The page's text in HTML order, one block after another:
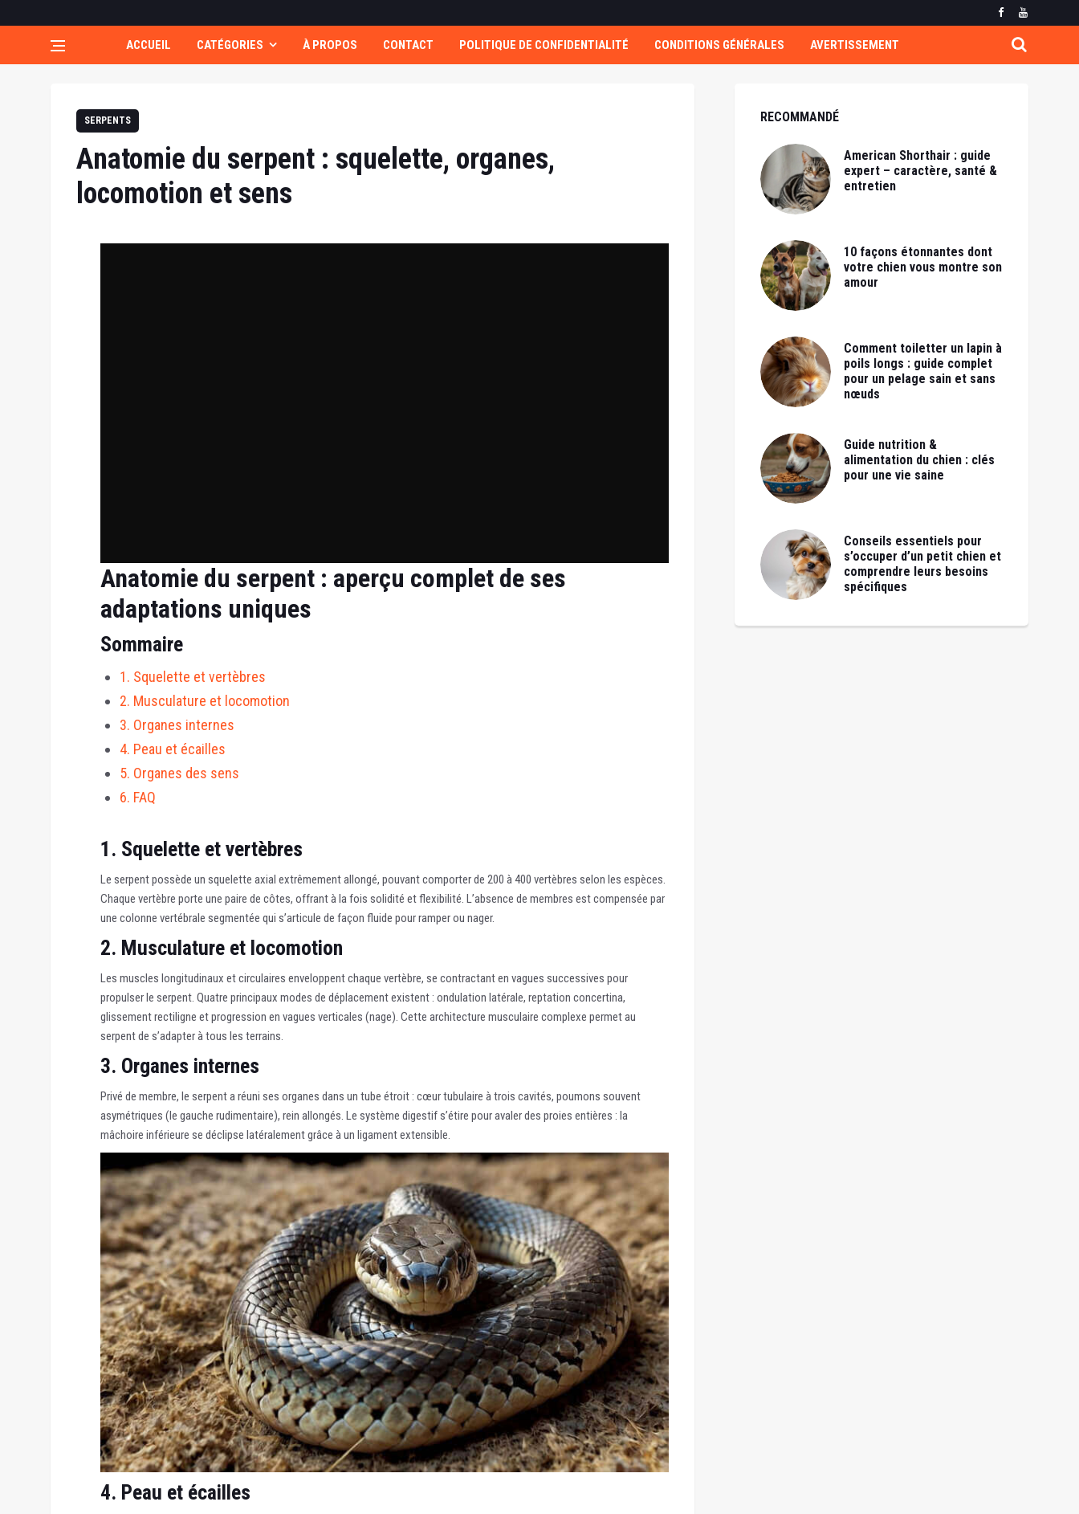
ACCUEIL CATÉGORIES À PROPOS CONTACT POLITIQUE DE CONFIDENTIALITÉ CONDITIONS GÉNÉRALES AVERTISSEMENT
SERPENTS
Anatomie du serpent : squelette, organes,
locomotion et sens
Anatomie du serpent : aperçu complet de ses
adaptations uniques
Sommaire
1. Squelette et vertèbres
2. Musculature et locomotion
3. Organes internes
4. Peau et écailles
5. Organes des sens
6. FAQ
1. Squelette et vertèbres
Le serpent possède un squelette axial extrêmement allongé, pouvant comporter de 200 à 400 vertèbres selon les espèces.
Chaque vertèbre porte une paire de côtes, offrant à la fois solidité et flexibilité. L’absence de membres est compensée par
une colonne vertébrale segmentée qui s’articule de façon fluide pour ramper ou nager.
2. Musculature et locomotion
Les muscles longitudinaux et circulaires enveloppent chaque vertèbre, se contractant en vagues successives pour
propulser le serpent. Quatre principaux modes de déplacement existent : ondulation latérale, reptation concertina,
glissement rectiligne et progression en vagues verticales (nage). Cette architecture musculaire complexe permet au
serpent de s’adapter à tous les terrains.
3. Organes internes
Privé de membre, le serpent a réuni ses organes dans un tube étroit : cœur tubulaire à trois cavités, poumons souvent
asymétriques (le gauche rudimentaire), rein allongés. Le système digestif s’étire pour avaler des proies entières : la
mâchoire inférieure se déclipse latéralement grâce à un ligament extensible.
4. Peau et écailles
RECOMMANDÉ
American Shorthair : guide
expert – caractère, santé &
entretien
10 façons étonnantes dont
votre chien vous montre son
amour
Comment toiletter un lapin à
poils longs : guide complet
pour un pelage sain et sans
nœuds
Guide nutrition &
alimentation du chien : clés
pour une vie saine
Conseils essentiels pour
s’occuper d’un petit chien et
comprendre leurs besoins
spécifiques